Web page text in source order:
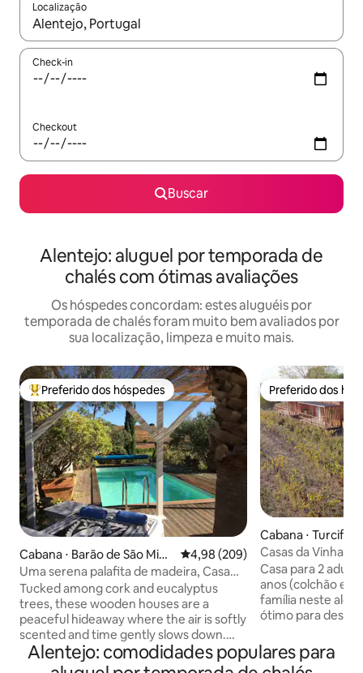
Localização
Quando os resultados estiverem disponíveis, explore-os
Check-in
Checkout
Buscar
Alentejo: aluguel por temporada de
chalés com ótimas avaliações
Os hóspedes concordam: estes aluguéis por
temporada de chalés foram muito bem avaliados por
sua localização, limpeza e muito mais.
Entre os melhores preferidos dos hóspedes
Preferido dos hóspedes
Cabana ⋅ Barão de São Migu
el
4,98 de uma avaliação média de
4,98 (209)
Uma serena palafita de madeira, Casa
Eucalyptus 2
Tucked among cork and eucalyptus
trees, these wooden houses are a
peaceful hideaway where the air is softly
scented and time gently slows down.
The final 600 meters follow an unpaved
road typical of the Algarve, easy to drive,
Preferido dos
Preferido dos
Cabana ⋅ Turcifal
Casas da Vinha -
Casa para 2
anos (colchão extra). Relaxe
família neste
ótimo para
de interesse:
Serra do Socorro
Alentejo: comodidades populares para